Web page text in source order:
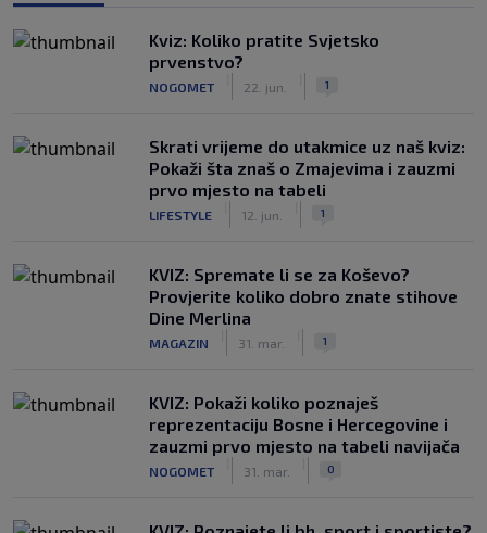
Kviz: Koliko pratite Svjetsko
prvenstvo?
NOGOMET 22. jun. 1
Skrati vrijeme do utakmice uz naš kviz:
Pokaži šta znaš o Zmajevima i zauzmi
prvo mjesto na tabeli
LIFESTYLE 12. jun. 1
KVIZ: Spremate li se za Koševo?
Provjerite koliko dobro znate stihove
Dine Merlina
MAGAZIN 31. mar. 1
KVIZ: Pokaži koliko poznaješ
reprezentaciju Bosne i Hercegovine i
zauzmi prvo mjesto na tabeli navijača
NOGOMET 31. mar. 0